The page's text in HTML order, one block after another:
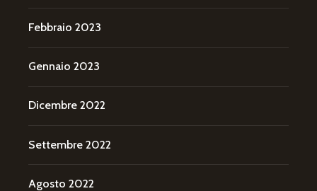
Febbraio 2023
Gennaio 2023
Dicembre 2022
Settembre 2022
Agosto 2022